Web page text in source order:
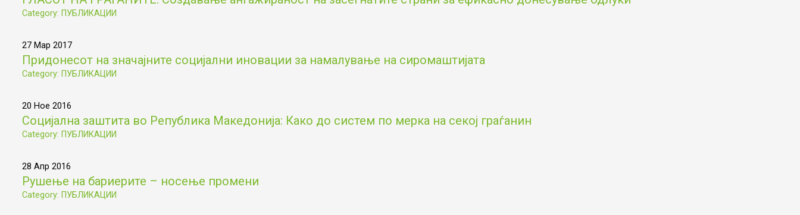
Category: ПУБЛИКАЦИИ
27 Мар 2017
Придонесот на значајните социјални иновации за намалување на сиромаштијата
Category: ПУБЛИКАЦИИ
20 Ное 2016
Социјална заштита во Република Македонија: Како до систем по мерка на секој граѓанин
Category: ПУБЛИКАЦИИ
28 Апр 2016
Рушење на бариерите – носење промени
Category: ПУБЛИКАЦИИ